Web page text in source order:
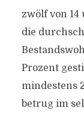
zwölf von
die
Prozent
mindestens
betrug im